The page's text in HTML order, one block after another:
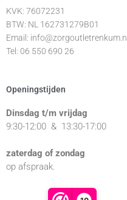
KVK: 76072231
BTW: NL 162731279B01
Email: info@zorgoutletrenkum.nl
Tel: 06 550 690 26
Openingstijden
Dinsdag t/m vrijdag
9:30-12:00 & 13:30-17:00
zaterdag of zondag
op afspraak.